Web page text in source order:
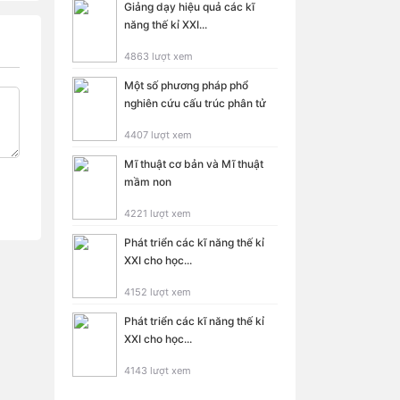
Giảng dạy hiệu quả các kĩ
năng thế kỉ XXI...
4863 lượt xem
Một số phương pháp phổ
nghiên cứu cấu trúc phân tử
4407 lượt xem
Mĩ thuật cơ bản và Mĩ thuật
mầm non
4221 lượt xem
Phát triển các kĩ năng thế kỉ
XXI cho học...
4152 lượt xem
Phát triển các kĩ năng thế kỉ
XXI cho học...
4143 lượt xem